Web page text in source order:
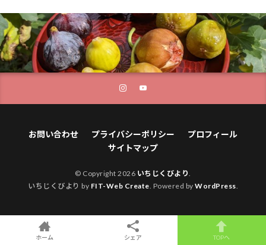
お問い合わせ プライバシーポリシー
プロフィール
サイトマップ
© Copyright 2026 いちじくびより
いちじくびより by FIT-Web Create . Powered by WordPress
ホーム シェア TOPへ